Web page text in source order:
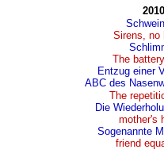
2010
Sirens, no
The
Entzug einer
ABC des
The
Die
mother's
Sogenannte
friend